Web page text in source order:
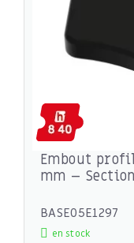
Embout
mm –
BASE05E1297
en stock